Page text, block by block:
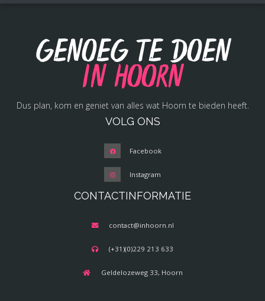
Genoeg te doen
in Hoorn
Dus plan, kom en geniet van alles wat Hoorn te bieden heeft.
VOLG ONS
Facebook
Instagram
CONTACTINFORMATIE
contact@inhoorn.nl
(+31)(0)229 213 633
Geldelozeweg 33, Hoorn